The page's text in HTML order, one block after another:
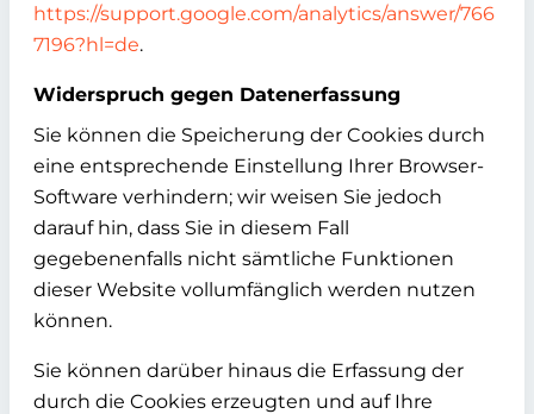
https://support.google.com/analytics/answer/766
7196?hl=de.
Widerspruch gegen Datenerfassung
Sie können die Speicherung der Cookies durch
eine entsprechende Einstellung Ihrer Browser-
Software verhindern; wir weisen Sie jedoch
darauf hin, dass Sie in diesem Fall
gegebenenfalls nicht sämtliche Funktionen
dieser Website vollumfänglich werden nutzen
können.
Sie können darüber hinaus die Erfassung der
durch die Cookies erzeugten und auf Ihre